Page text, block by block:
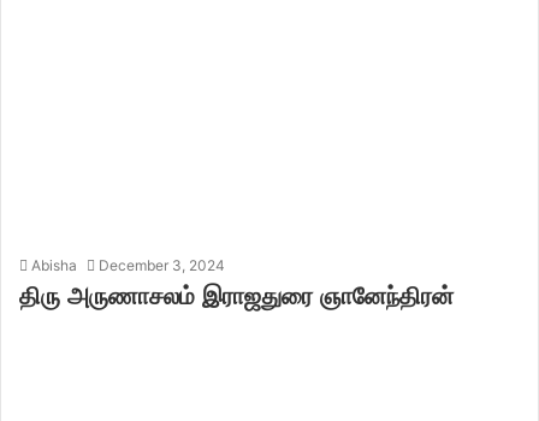
Abisha December 3, 2024
திரு அருணாசலம் இராஜதுரை ஞானேந்திரன்